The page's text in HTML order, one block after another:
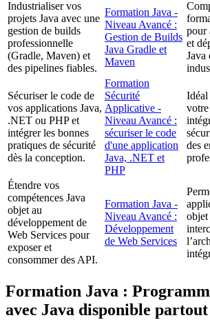
Industrialiser vos
projets Java avec une
gestion de builds
professionnelle
(Gradle, Maven) et
des pipelines fiables.
Formation Java -
Niveau Avancé :
Gestion de Builds
Java Gradle et
Maven
pour
et
Java
Sécuriser le code de
vos applications Java,
.NET ou PHP et
intégrer les bonnes
pratiques de sécurité
dès la conception.
Formation
Sécurité
Applicative -
Niveau Avancé :
sécuriser le code
d'une application
Java, .NET et
PHP
Idéal
des
Étendre vos
compétences Java
objet au
développement de
Web Services pour
exposer et
consommer des API.
Formation Java -
Niveau Avancé :
Développement
de Web Services
objet
Formation Java :
avec Java disponible